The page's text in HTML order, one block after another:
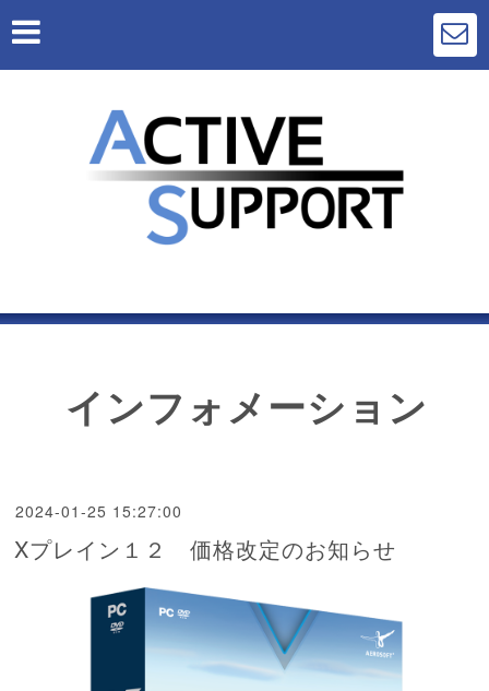
インフォメーション
2024-01-25 15:27:00
Xプレイン１２ 価格改定のお知らせ